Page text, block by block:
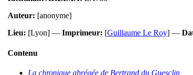
Auteur: [anonyme]
Lieu: [Lyon] — Imprimeur: [Guillaume Le Roy] —
Contenu
La chronique abrégée de Bertrand du Guesclin